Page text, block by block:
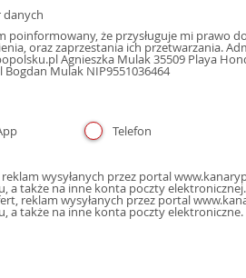
poinformowany, że przysługuje mi prawo
oraz zaprzestania ich przetwarzania.
Agnieszka Mulak 35509 Playa
Bogdan Mulak NIP9551036464
Telefon
wysyłanych przez portal
reklam wysyłanych przez portal
a także na inne konta poczty